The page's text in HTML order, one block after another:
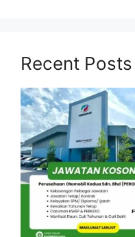
Jawatan Kosong
Kilang DEXCOM
Sekarang
Iklan-Kekosongan-
F13_F14
Iklan-Kekosongan-
F12
Recent Posts